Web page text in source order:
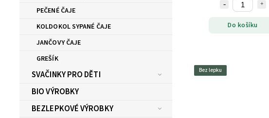
PEČENÉ ČAJE
KOLDOKOL SYPANÉ ČAJE
JANČOVY ČAJE
GREŠÍK
SVAČINKY PRO DĚTI
BIO VÝROBKY
BEZLEPKOVÉ VÝROBKY
Do košíku
Bez lepku